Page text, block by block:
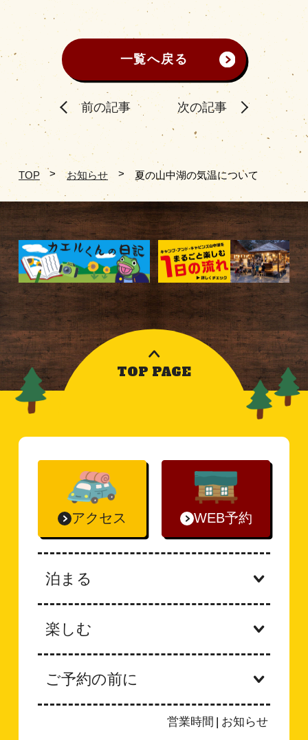
一覧へ戻る
前の記事 次の記事
TOP お知らせ 夏の山中湖の気温について
TOP PAGE
泊まる
楽しむ
ご予約の前に
アクセス WEB予約
営業時間 お知らせ